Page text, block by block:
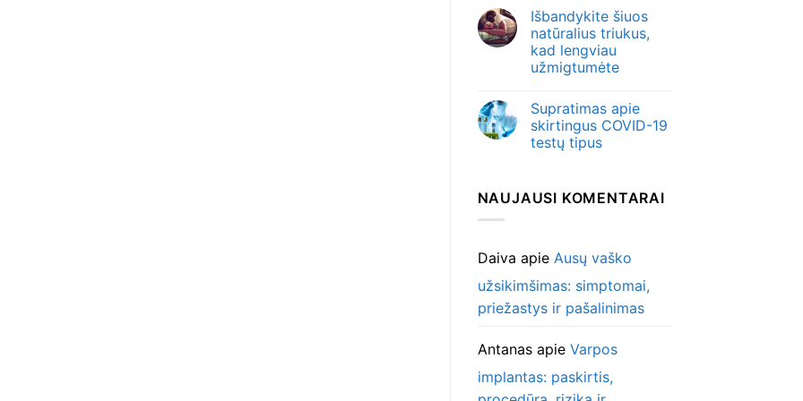
Išbandykite šiuos
natūralius triukus,
kad lengviau
užmigtumėte
Supratimas apie
skirtingus COVID-19
testų tipus
NAUJAUSI KOMENTARAI
Daiva apie Ausų vaško
užsikimšimas: simptomai,
priežastys ir pašalinimas
Antanasapie Varpos
implantas: paskirtis,